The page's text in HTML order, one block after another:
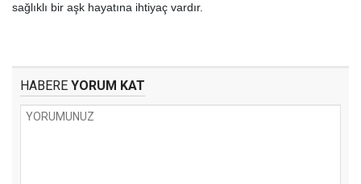
sağlıklı bir aşk hayatına ihtiyaç vardır.
HABERE YORUM KAT